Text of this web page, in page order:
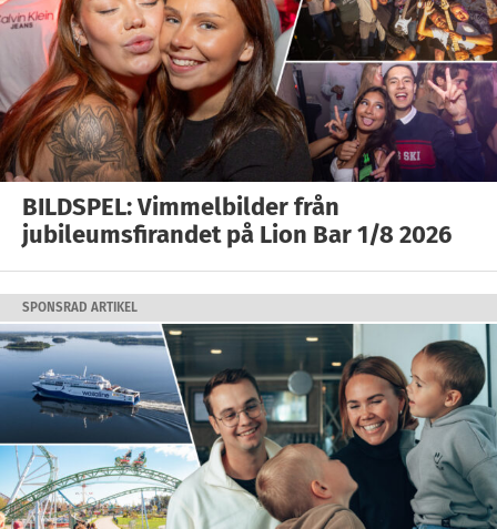
BILDSPEL: Vimmelbilder från
jubileumsfirandet på Lion Bar 1/8 2026
SPONSRAD ARTIKEL